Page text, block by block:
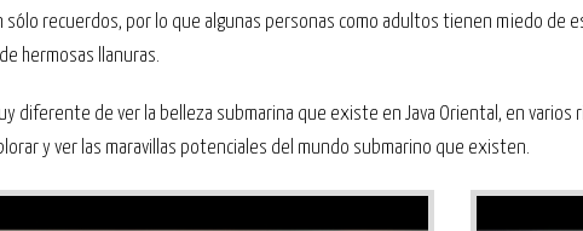
recuerdos, por lo que algunas personas como adultos tienen miedo de
hermosas llanuras.
diferente de ver la belleza submarina que existe en Java Oriental, en varios
y ver las maravillas potenciales del mundo submarino que existen.